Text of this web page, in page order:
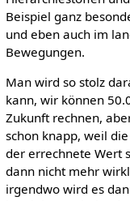
Beispiel ganz
und eben auch im
Bewegungen.
Man wird so stolz
kann, wir können
Zukunft rechnen,
schon knapp, weil
der errechnete Wert
dann nicht mehr
irgendwo wird es